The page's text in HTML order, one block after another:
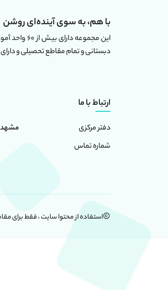
با هم، به سوی آینده‌ای روشن
دبستانی و تمام مقاطع تحصیلی و
ارتباط با ما
دفتر مرکزی
مشهد، وکیل
شماره تماس
استفاده از محتوا سایت ، فقط برای